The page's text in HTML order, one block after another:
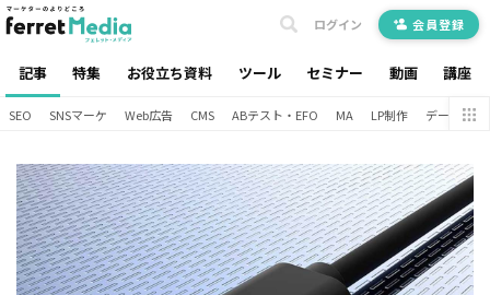
記事 特集 お役立ち資料 ツール セミナー 動画 講座
ログイン 会員登録
SEO SNSマーケ Web広告 CMS ABテスト・EFO MA LP制作 データ分析